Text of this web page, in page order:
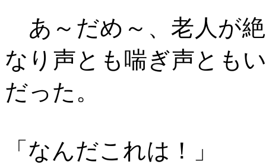
あ～だめ～、老人が
なり声とも喘ぎ声とも
だった。
「なんだこれは！」